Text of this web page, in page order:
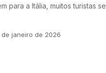
para a Itália, muitos turistas se
de janeiro de 2026